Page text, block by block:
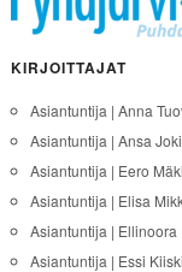
KIRJOITTAJAT
Asiantuntija | Anna
Asiantuntija | Ansa
Asiantuntija | Eero
Asiantuntija | Elisa
Asiantuntija | Ellinoora
Asiantuntija | Essi